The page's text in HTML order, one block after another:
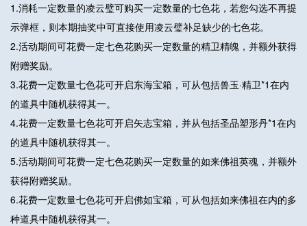
1.消耗一定数量的凌云璧可购买一定数量的七色花，若您勾选不再提
示弹框，则本期抽奖中可直接使用凌云璧补足缺少的七色花。
2.活动期间可花费一定七色花购买一定数量的精卫精魄，并额外获得
附赠奖励。
3.花费一定数量七色花可开启东海宝箱，可从包括兽玉·精卫*1在内
的道具中随机获得其一。
4.花费一定数量七色花可开启矢志宝箱，并从包括圣品塑形丹*1在内
的道具中随机获得其一。
5.活动期间可花费一定七色花购买一定数量的如来佛祖英魂，并额外
获得附赠奖励。
6.花费一定数量七色花可开启佛如宝箱，可从包括如来佛祖在内的多
种道具中随机获得其一。